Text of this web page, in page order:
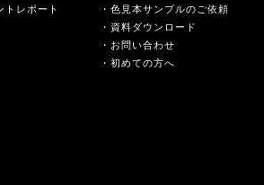
トレポート
・色見本サンプルのご依頼
・資料ダウンロード
・お問い合わせ
・初めての方へ